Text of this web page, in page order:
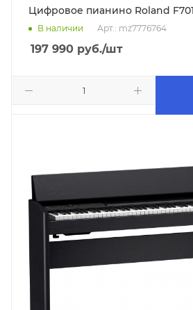
Цифровое пианино Roland
В наличии Арт.: mz7776764
197 990 руб./шт